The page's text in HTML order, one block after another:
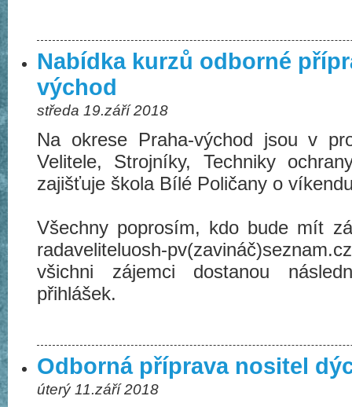
Nabídka kurzů odborné
východ
středa 19.září 2018
Na okrese Praha-východ jsou v
Velitele, Strojníky, Techniky
zajišťuje škola Bílé Poličany o
Všechny poprosím, kdo bude mít
radaveliteluosh-
všichni zájemci dostanou
přihlášek.
Odborná příprava nositel
úterý 11.září 2018